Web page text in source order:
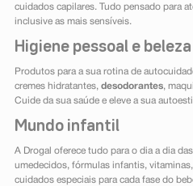
cuidados capilares. Tudo pensado para
inclusive as mais sensíveis.
Higiene pessoal e beleza
Produtos para a sua rotina de
cremes hidratantes, desodorantes,
Cuide da sua saúde e eleve a sua
Mundo infantil
A Drogal oferece tudo para o dia a dia
umedecidos, fórmulas infantis,
cuidados especiais para cada fase do